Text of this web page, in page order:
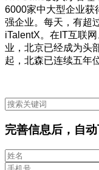
6000家中大型企业获
强企业。每天，有超
iTalentX。在 IT互联
业，北京已经成为头
起，北森已连续五年
完善信息后，自